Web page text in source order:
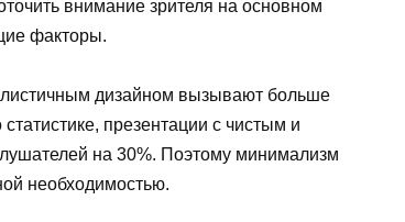
внимание зрителя на основном
факторы.
дизайном вызывают больше
презентации с чистым и
на 30%. Поэтому минимализм
необходимостью.